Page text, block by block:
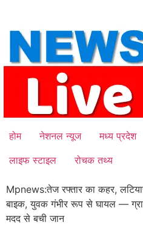
content
होम नेशनल न्यूज मध्य प्रदेश
लाइफ स्टाइल
रोचक तथ्य
Mpnews:तेज रफ्तार का कहर,
बाइक, युवक गंभीर रूप से घायल —
मदद से बची जान